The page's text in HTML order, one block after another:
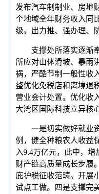
发布汽车制制业、房地
个地域全年财务收入同
级。出力推、强办理、
支撑处所落实逐渐奉
所应对山体滑坡、暴雨
祸，严酷节制一般性收
整优化免税店和离境退
营业会计处置。优化收
大湾区国际科技立异核
一是切实做好就业资
例，健全种粮农人收益
入9.4万亿元，此中，
财产链高质量成长步履
庇护税征收范畴。开展
试点工做。四是支撑完